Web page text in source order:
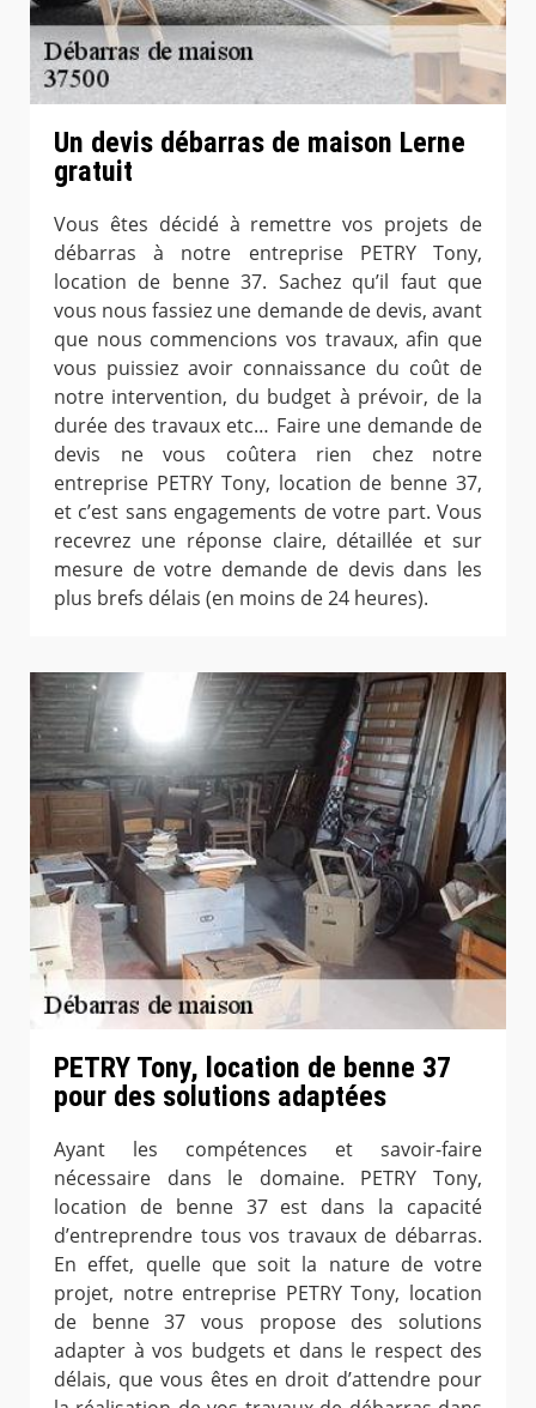
Un devis débarras de maison Lerne
gratuit
Vous êtes décidé à remettre vos projets de
débarras à notre entreprise PETRY Tony,
location de benne 37. Sachez qu’il faut que
vous nous fassiez une demande de devis, avant
que nous commencions vos travaux, afin que
vous puissiez avoir connaissance du coût de
notre intervention, du budget à prévoir, de la
durée des travaux etc… Faire une demande de
devis ne vous coûtera rien chez notre
entreprise PETRY Tony, location de benne 37,
et c’est sans engagements de votre part. Vous
recevrez une réponse claire, détaillée et sur
mesure de votre demande de devis dans les
plus brefs délais (en moins de 24 heures).
PETRY Tony, location de benne 37
pour des solutions adaptées
Ayant les compétences et savoir-faire
nécessaire dans le domaine. PETRY Tony,
location de benne 37 est dans la capacité
d’entreprendre tous vos travaux de débarras.
En effet, quelle que soit la nature de votre
projet, notre entreprise PETRY Tony, location
de benne 37 vous propose des solutions
adapter à vos budgets et dans le respect des
délais, que vous êtes en droit d’attendre pour